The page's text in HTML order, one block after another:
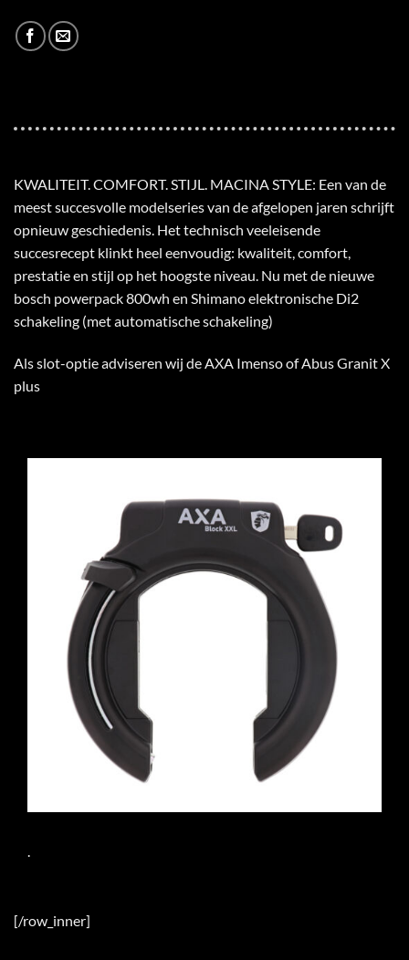
KWALITEIT. COMFORT. STIJL. MACINA STYLE: Een van de
meest succesvolle modelseries van de afgelopen jaren schrijft
opnieuw geschiedenis. Het technisch veeleisende
succesrecept klinkt heel eenvoudig: kwaliteit, comfort,
prestatie en stijl op het hoogste niveau. Nu met de nieuwe
bosch powerpack 800wh en Shimano elektronische Di2
schakeling (met automatische schakeling)
Als slot-optie adviseren wij de AXA Imenso of Abus Granit X
plus
.
[/row_inner]